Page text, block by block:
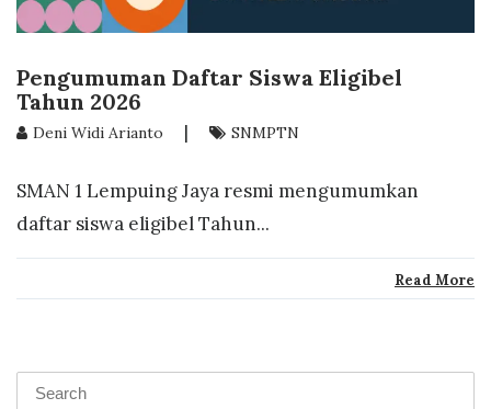
Pengumuman Daftar Siswa Eligibel
Tahun 2026
Deni Widi Arianto | SNMPTN
SMAN 1 Lempuing Jaya resmi mengumumkan
daftar siswa eligibel Tahun...
Read More